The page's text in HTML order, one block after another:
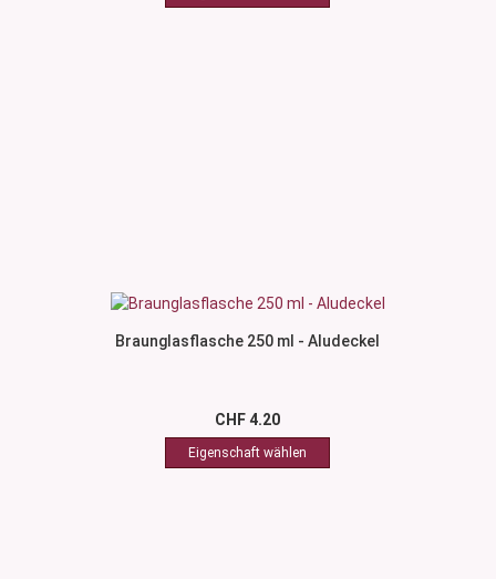
Braunglasflasche 250 ml - Aludeckel
CHF 4.20